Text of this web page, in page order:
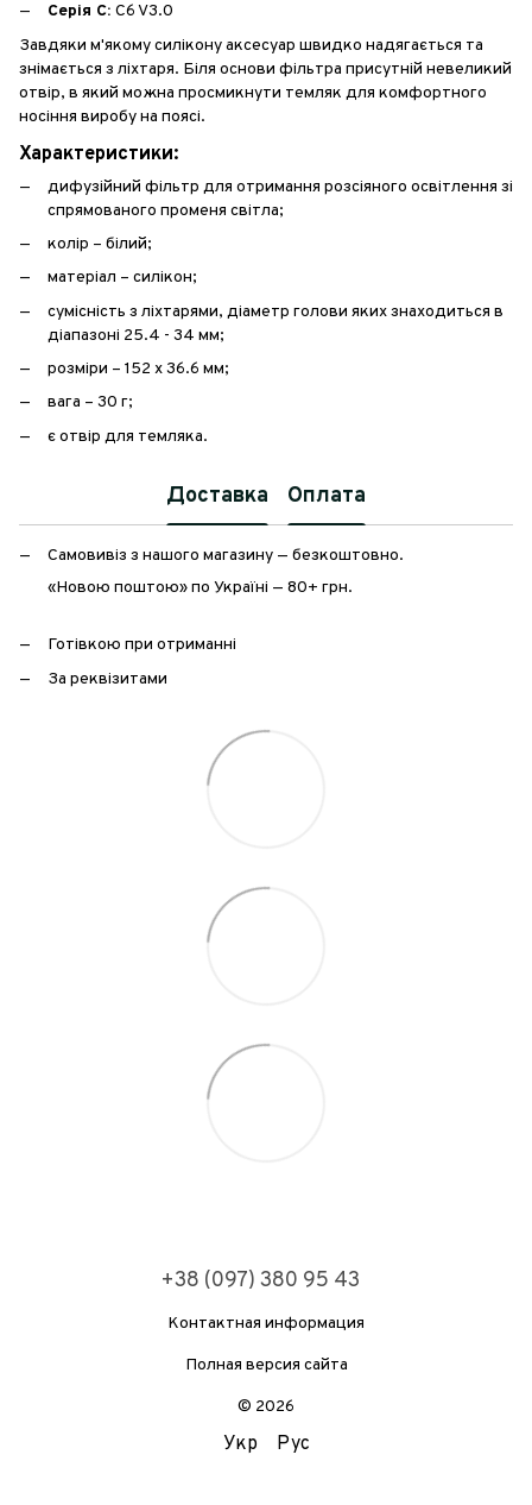
Серія C: C6 V3.0
Завдяки м'якому силікону аксесуар швидко надягається та
знімається з ліхтаря. Біля основи фільтра присутній невеликий
отвір, в який можна просмикнути темляк для комфортного
носіння виробу на поясі.
Характеристики:
дифузійний фільтр для отримання розсіяного освітлення зі
спрямованого променя світла;
колір – білий;
матеріал – силікон;
сумісність з ліхтарями, діаметр голови яких знаходиться в
діапазоні 25.4 - 34 мм;
розміри – 152 х 36.6 мм;
вага – 30 г;
є отвір для темляка.
Доставка Оплата
Самовивіз з нашого магазину — безкоштовно.
«Новою поштою» по Україні — 80+ грн.
Готівкою при отриманні
За реквізитами
+38 (097) 380 95 43
Контактная информация
Полная версия сайта
© 2026
Укр Рус